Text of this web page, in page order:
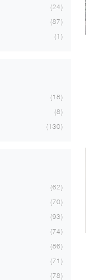
24
87
1
18
8
130
62
70
93
74
86
71
78